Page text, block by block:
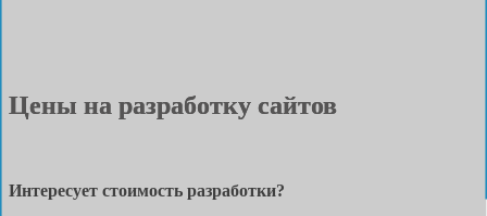
Цены на разработку сайтов
Интересует стоимость разработки?